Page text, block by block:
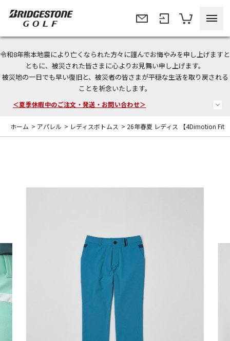
令和8年熊本地震により亡くなられた方々に謹んでお悔やみを申し上げますと
ともに、被災された皆さまに心よりお見舞い申し上げます。
被災地の一日でも早い復旧と、被災者の皆さまが平穏な生活を取り戻される
ことを祈念いたします。
今なら新規会員登録で1,000円OFFクーポンプレゼント！
＜商品配送に関するお知らせ＞
＜夏季休暇中のご注文・発送・お問い合わせ＞
ホーム > アパレル > レディスボトムス > 26年春夏 レディス 【4Dimotion Fit